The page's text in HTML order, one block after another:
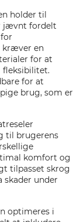
holder til
jævnt fordelt
kræver en
for at
fleksibilitet.
for at
brug, som er
til brugerens
komfort og
tilpasset skrog
under
optimeres i